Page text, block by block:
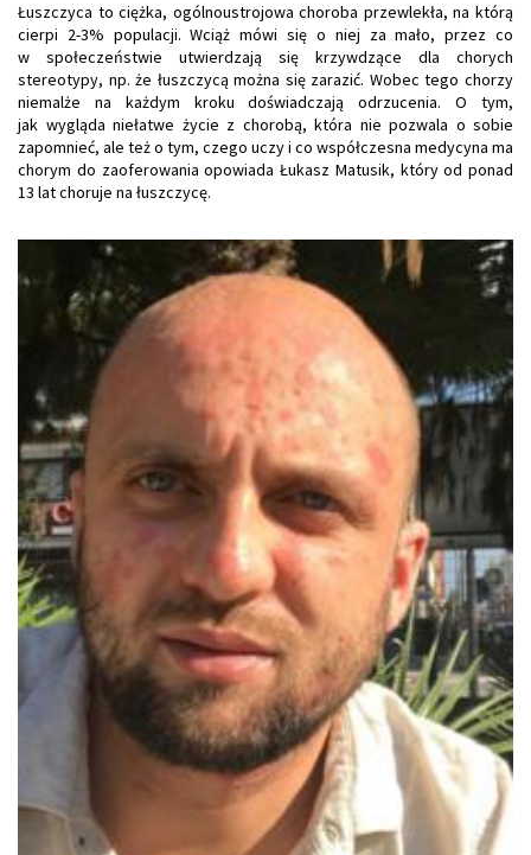
Łuszczyca to ciężka, ogólnoustrojowa choroba przewlekła, na którą
cierpi 2-3% populacji. Wciąż mówi się o niej za mało, przez co
w społeczeństwie utwierdzają się krzywdzące dla chorych
stereotypy, np. że łuszczycą można się zarazić. Wobec tego chorzy
niemalże na każdym kroku doświadczają odrzucenia. O tym,
jak wygląda niełatwe życie z chorobą, która nie pozwala o sobie
zapomnieć, ale też o tym, czego uczy i co współczesna medycyna ma
chorym do zaoferowania opowiada Łukasz Matusik, który od ponad
13 lat choruje na łuszczycę.